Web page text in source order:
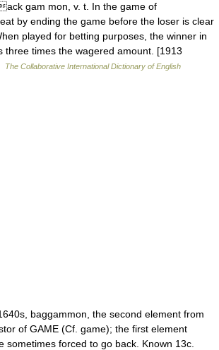
gam mon, v. t. In the game of
by ending the game before the loser is clear
played for betting purposes, the winner in
three times the wagered amount. [1913
The Collaborative International Dictionary of English
baggammon, the second element from
of GAME (Cf. game); the first element
sometimes forced to go back. Known 13c.